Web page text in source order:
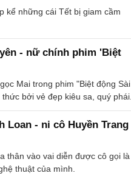
kể những cái Tết bị giam cầm
- nữ chính phim 'Biệt
Mai trong phim "Biệt động Sài
bởi vẻ đẹp kiêu sa, quý phái.
Loan - ni cô Huyền Trang
thân vào vai diễn được cô gọi là
thuật của mình.